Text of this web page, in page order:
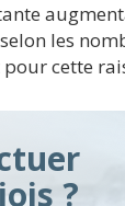
les
cette
?